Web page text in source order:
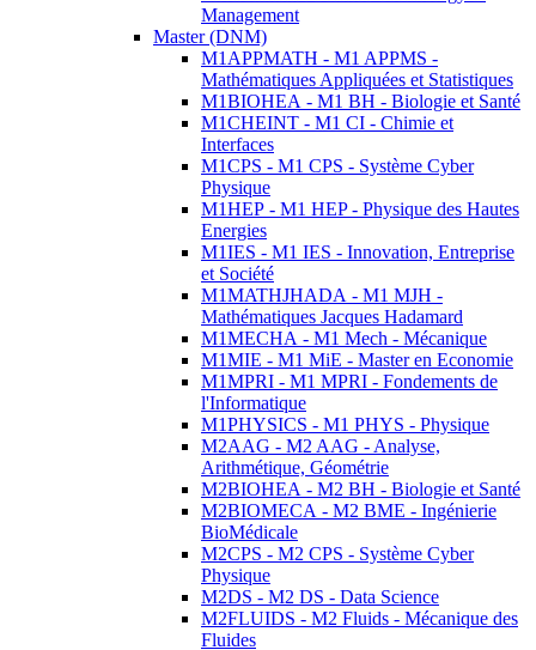
Management
Master (DNM)
M1APPMATH - M1 APPMS -
Mathématiques Appliquées et Statistiques
M1BIOHEA - M1 BH - Biologie et Santé
M1CHEINT - M1 CI - Chimie et
Interfaces
M1CPS - M1 CPS - Système Cyber
Physique
M1HEP - M1 HEP - Physique des Hautes
Energies
M1IES - M1 IES - Innovation, Entreprise
et Société
M1MATHJHADA - M1 MJH -
Mathématiques Jacques Hadamard
M1MECHA - M1 Mech - Mécanique
M1MIE - M1 MiE - Master en Economie
M1MPRI - M1 MPRI - Fondements de
l'Informatique
M1PHYSICS - M1 PHYS - Physique
M2AAG - M2 AAG - Analyse,
Arithmétique, Géométrie
M2BIOHEA - M2 BH - Biologie et Santé
M2BIOMECA - M2 BME - Ingénierie
BioMédicale
M2CPS - M2 CPS - Système Cyber
Physique
M2DS - M2 DS - Data Science
M2FLUIDS - M2 Fluids - Mécanique des
Fluides